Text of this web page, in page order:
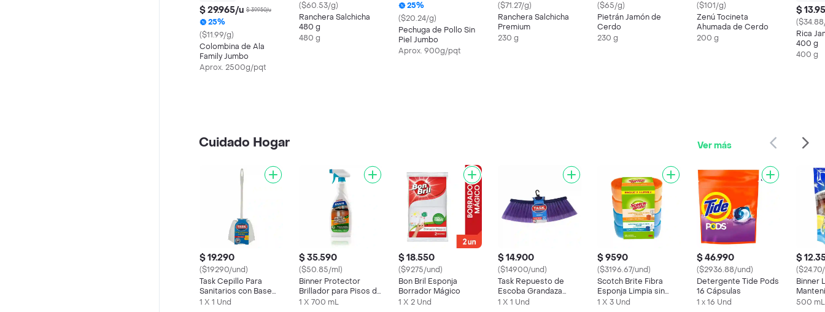
$ 29.965/u $ 39.950/u
25%
($11.99/g)
Colombina de Ala
Family Jumbo
Aprox. 2500g/pqt
($60.53/g)
Ranchera Salchicha
480 g
480 g
25%
($20.24/g)
Pechuga de Pollo Sin
Piel Jumbo
Aprox. 900g/pqt
($71.27/g)
Ranchera Salchicha
Premium
230 g
($65/g)
Pietrán Jamón de
Cerdo
230 g
($101/g)
Zenú Tocineta
Ahumada de Cerdo
200 g
$
Rica
400 g
400 g
Cuidado Hogar Ver más
$ 19.290
($19290/und)
Task Cepillo Para
Sanitarios con Base
Blanco
1 X 1 Und
$ 35.590
($50.85/ml)
Binner Protector
Brillador para Pisos de
Madera y flotantes
1 X 700 mL
$ 18.550
($9275/und)
Bon Bril Esponja
Borrador Mágico
1 X 2 Und
$ 14.900
($14900/und)
Task Repuesto de
Escoba Grandaza
Fibra Media Color
1 X 1 Und
$ 9590
($3196.67/und)
Scotch Brite Fibra
Esponja Limpia sin
Rayar
1 X 3 Und
$ 46.990
($2936.88/und)
Detergente Tide Pods
16 Cápsulas
1 x 16 Und
$
Binner
Pisos
500 mL